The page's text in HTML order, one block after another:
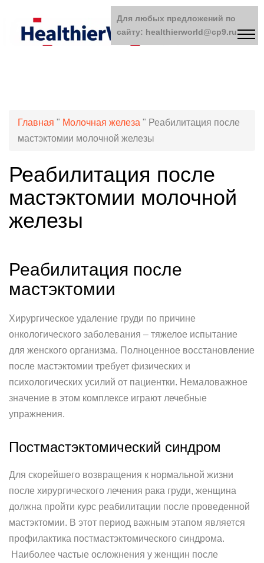
Главная " Молочная железа " Реабилитация после
мастэктомии молочной железы
Реабилитация после
мастэктомии молочной
железы
Реабилитация после
мастэктомии
Хирургическое удаление груди по причине
онкологического заболевания – тяжелое испытание
для женского организма. Полноценное восстановление
после мастэктомии требует физических и
психологических усилий от пациентки. Немаловажное
значение в этом комплексе играют лечебные
упражнения.
Постмастэктомический синдром
Для скорейшего возвращения к нормальной жизни
после хирургического лечения рака груди, женщина
должна пройти курс реабилитации после проведенной
мастэктомии. В этот период важным этапом является
профилактика постмастэктомического синдрома.
Наиболее частые осложнения у женщин после
Для любых предложений по
сайту: healthierworld@cp9.ru